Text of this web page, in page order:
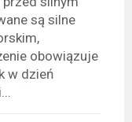
są silne
obowiązuje
w dzień